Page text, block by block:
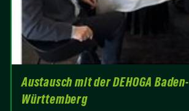
Austausch mit der DEHOGA Baden-
Württemberg